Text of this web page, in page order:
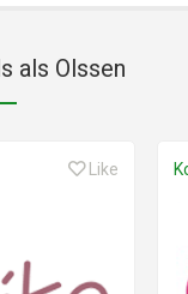
als Olssen
Like